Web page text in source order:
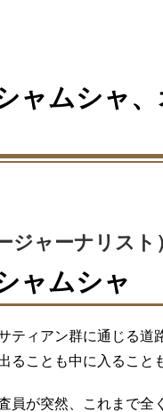
ャムシャ
ジャーナリスト
ャムシャ
ティアン群に通じる道
ることも中に入ること
員が突然、これまで全